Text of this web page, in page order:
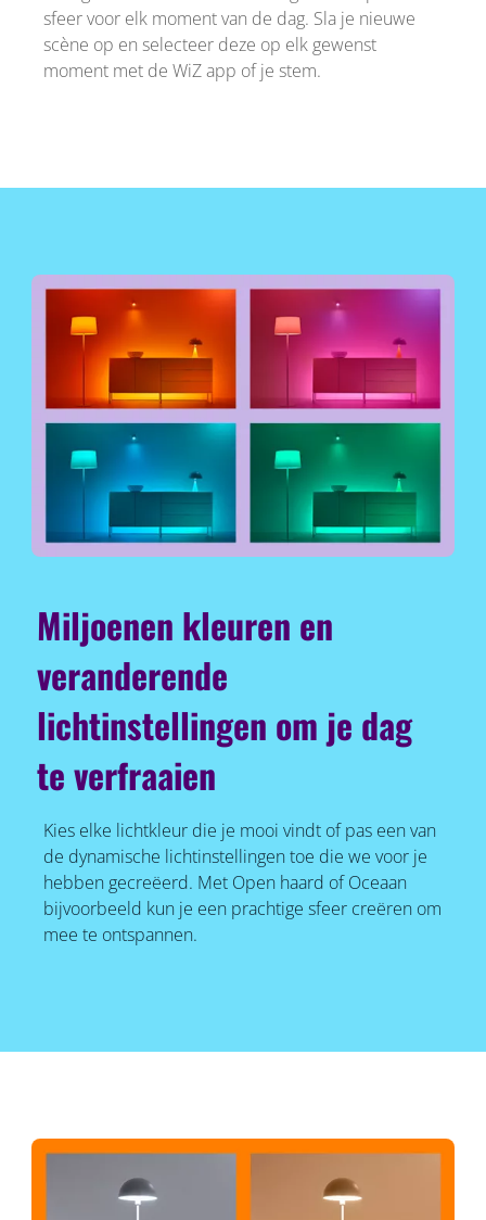
sfeer voor elk moment van de dag. Sla je nieuwe
scène op en selecteer deze op elk gewenst
moment met de WiZ app of je stem.
Miljoenen kleuren en
veranderende
lichtinstellingen om je dag
te verfraaien
Kies elke lichtkleur die je mooi vindt of pas een van
de dynamische lichtinstellingen toe die we voor je
hebben gecreëerd. Met Open haard of Oceaan
bijvoorbeeld kun je een prachtige sfeer creëren om
mee te ontspannen.